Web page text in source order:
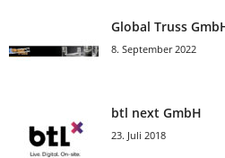
Global Truss
8. September 2022
btl next GmbH
23. Juli 2018